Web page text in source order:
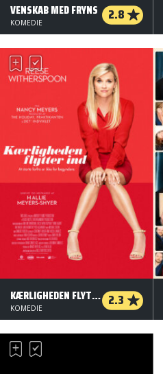
VENSKAB MED FRYNS 2.8
KOMEDIE
KÆRLIGHEDEN FLYTTER IND 2.3
KOMEDIE